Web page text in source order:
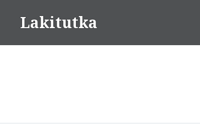
Lakitutka